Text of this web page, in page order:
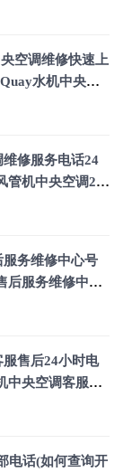
空调维修快速上
水机中央空
修服务电话24
管机中央空调24
务维修中心号
后服务维修中心
售后24小时电
中央空调客服售
电话(如何查询开